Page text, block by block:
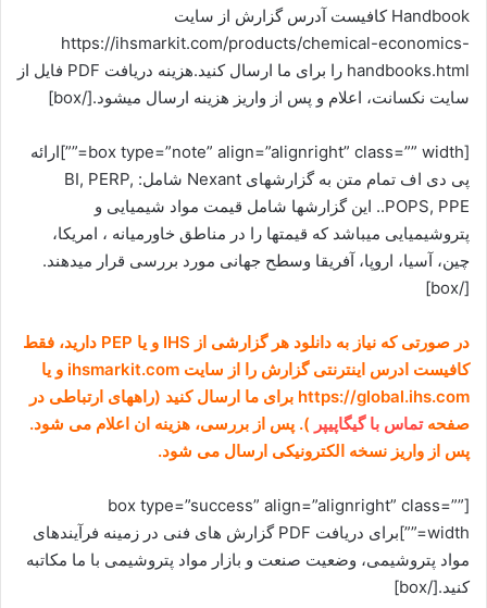
Handbook کافیست آدرس گزارش از سایت
https://ihsmarkit.com/products/chemical-economics-
handbooks.html را برای ما ارسال کنید.هزینه دریافت PDF فایل از
سایت نکسانت، اعلام و پس از واریز هزینه ارسال میشود.[/box]
[box type=”note” align=”alignright” class=”” width=””]ارائه
پی دی اف تمام متن به گزارشهای Nexant شامل: BI, PERP,
POPS, PPE.. این گزارشها شامل قیمت مواد شیمیایی و
پتروشیمیایی میباشد که قیمتها را در مناطق خاورمیانه ، امریکا،
چین، آسیا، اروپا، آفریقا وسطح جهانی مورد بررسی قرار میدهند.
[/box]
در صورتی که نیاز به دانلود هر گزارشی از IHS و یا PEP دارید، فقط
کافیست ادرس اینترنتی گزارش را از سایت ihsmarkit.com و یا
https://global.ihs.com برای ما ارسال کنید (راههای ارتباطی در
صفحهتماس با گیگاپیپر ). پس از بررسی، هزینه ان اعلام می شود.
پس از واریز نسخه الکترونیکی ارسال می شود.
[box type=”success” align=”alignright” class=””
width=””]برای دریافت PDF گزارش های فنی در زمينه فرآيندهای
مواد پتروشيمی، وضعيت صنعت و بازار مواد پتروشيمی با ما مکاتبه
کنید.[/box]